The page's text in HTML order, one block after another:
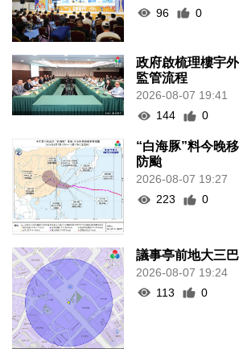
96
0
政府啟梳理樓宇
監管流程
2026-08-07 19:41
144
0
“白海豚”料今晚
防颱
2026-08-07 19:27
223
0
議事亭前地大三
2026-08-07 19:24
113
0